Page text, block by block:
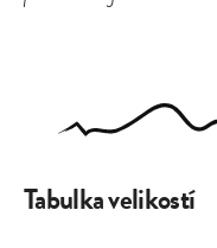
Tabulka velikostí